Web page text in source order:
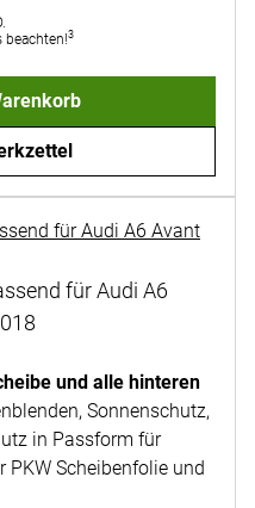
beachten!3
für Audi A6
und alle hinteren
Sonnenschutz,
in Passform für
Scheibenfolie und